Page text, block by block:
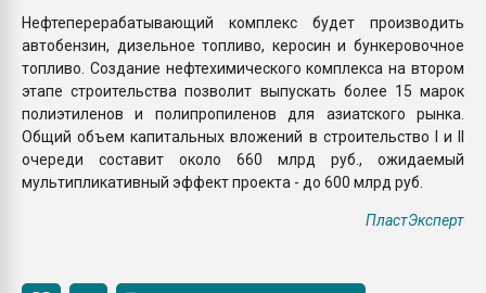
Нефтеперерабатывающий комплекс будет производить
автобензин, дизельное топливо, керосин и бункеровочное
топливо. Создание нефтехимического комплекса на втором
этапе строительства позволит выпускать более 15 марок
полиэтиленов и полипропиленов для азиатского рынка.
Общий объем капитальных вложений в строительство I и II
очереди составит около 660 млрд руб., ожидаемый
мультипликативный эффект проекта - до 600 млрд руб.
ПластЭксперт